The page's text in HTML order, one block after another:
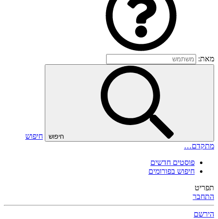
מאת:
חיפוש
חיפוש
מתקדם…
פוסטים חדשים
חיפוש בפורומים
תפריט
התחבר
הירשם